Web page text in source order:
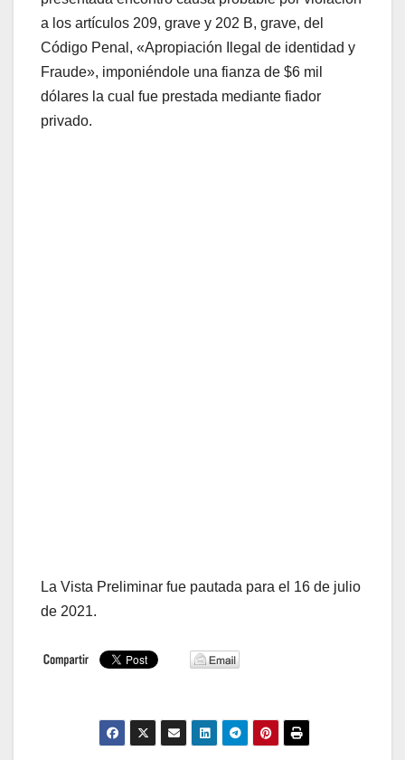
a los artículos 209, grave y 202 B, grave, del
Código Penal, «Apropiación Ilegal de identidad y
Fraude», imponiéndole una fianza de $6 mil
dólares la cual fue prestada mediante fiador
privado.
La Vista Preliminar fue pautada para el 16 de julio
de 2021.